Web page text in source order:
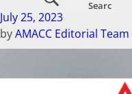
July 25, 2023
byAMACC Editorial Team